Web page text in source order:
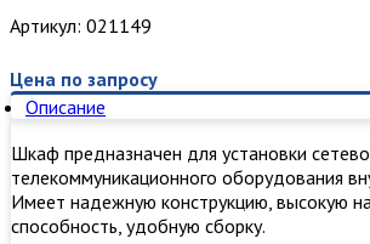
Артикул: 021149
Цена по запросу
Описание
Шкаф предназначен для установки
телекоммуникационного оборудования
Имеет надежную конструкцию, высокую
способность, удобную сборку.